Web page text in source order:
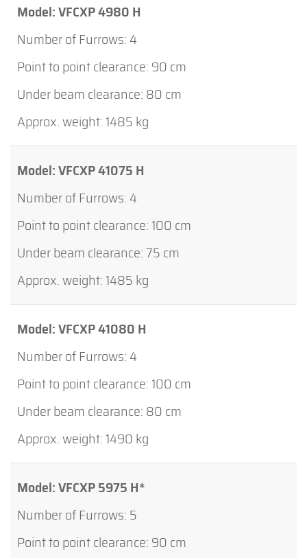
VFCXP 4980 H
4
90 cm
80 cm
1485 kg
VFCXP 41075 H
4
100 cm
75 cm
1485 kg
VFCXP 41080 H
4
100 cm
80 cm
1490 kg
VFCXP 5975 H*
5
90 cm